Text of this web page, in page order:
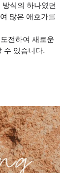
식의 하나였던
많은 애호가를
전하여 새로운
수 있습니다.